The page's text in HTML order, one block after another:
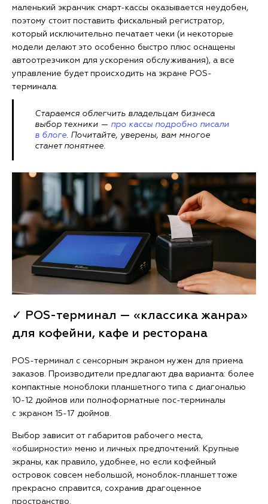
маленький экранчик смарт-кассы оказывается неудобен,
поэтому стоит поставить фискальный регистратор,
который исключительно печатает чеки (и некоторые
модели делают это особенно быстро плюс оснащены
автоотрезчиком для ускорения обслуживания), а все
управление будет происходить на экране POS-
терминала.
Стараемся облегчить владельцам бизнеса
выбор техники — про кассы подробно писали
в блоге. Почитайте, уверены, вам многое
станет понятнее.
✓ POS-терминал — «классика жанра»
для кофейни, кафе и ресторана
POS-терминал с сенсорным экраном нужен для приема
заказов. Производители предлагают два варианта: более
компактные моноблоки планшетного типа с диагональю
10-12 дюймов или полноформатные пос-терминалы
с экраном 15-17 дюймов.
Выбор зависит от габаритов рабочего места,
«обширности» меню и личных предпочтений. Крупные
экраны, как правило, удобнее, но если кофейный
островок совсем небольшой, моноблок-планшет тоже
прекрасно справится, сохранив драгоценное
пространство.